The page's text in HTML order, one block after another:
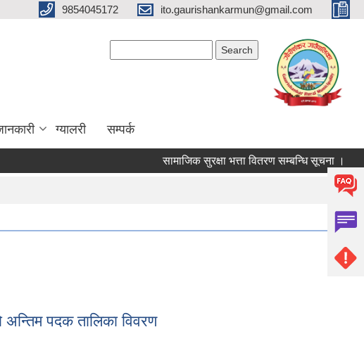
9854045172 ito.gaurishankarmun@gmail.com
ग्यालरी सम्पर्क
सामाजिक सुरक्षा भत्ता वितरण सम्बन्धि सूचना ।
अन्तिम पदक तालिका विवरण